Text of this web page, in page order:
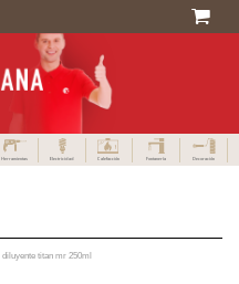
Herramientas Electricidad Calefacción Fontanería Decoración
diluyente titan mr 250ml